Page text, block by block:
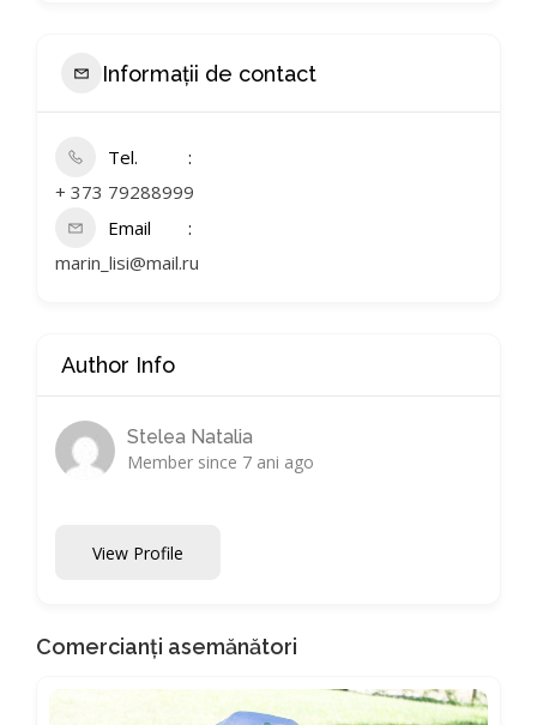
Informații de contact
Tel.
+ 373 79288999
Email
marin_lisi@mail.ru
Author Info
Stelea Natalia
Member since 7 ani ago
View Profile
Comercianți asemănători